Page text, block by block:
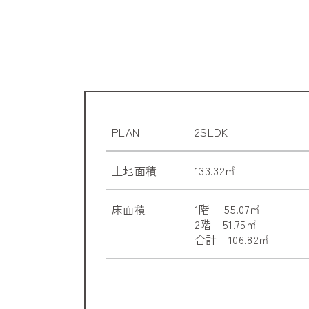
PLAN 2SLDK
土地面積 133.32㎡
床面積
1階 55.07㎡
2階 51.75㎡
合計 106.82㎡